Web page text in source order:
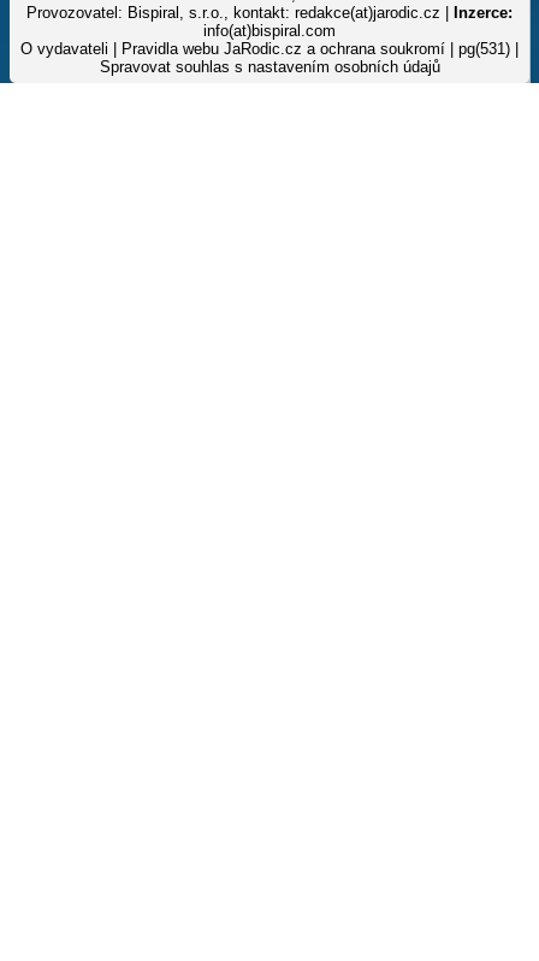
Provozovatel: Bispiral, s.r.o., kontakt: redakce(at)jarodic.cz |
Inzerce:
info(at)bispiral.com
O vydavateli
Pravidla webu JaRodic.cz a ochrana soukromí | pg(531) |
Spravovat souhlas s nastavením osobních údajů